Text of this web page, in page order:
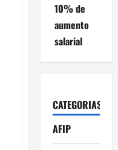
10% de
aumento
salarial
CATEGORIAS
AFIP